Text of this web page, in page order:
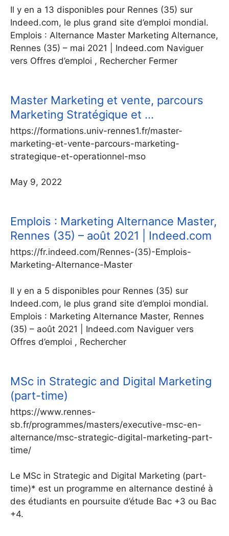
Il y en a 13 disponibles pour Rennes (35) sur
Indeed.com, le plus grand site d’emploi mondial.
Emplois : Alternance Master Marketing Alternance,
Rennes (35) – mai 2021 | Indeed.com Naviguer
vers Offres d’emploi , Rechercher Fermer
Master Marketing et vente, parcours
Marketing Stratégique et …
https://formations.univ-rennes1.fr/master-
marketing-et-vente-parcours-marketing-
strategique-et-operationnel-mso
May 9, 2022
Emplois : Marketing Alternance Master,
Rennes (35) – août 2021 | Indeed.com
https://fr.indeed.com/Rennes-(35)-Emplois-
Marketing-Alternance-Master
Il y en a 5 disponibles pour Rennes (35) sur
Indeed.com, le plus grand site d’emploi mondial.
Emplois : Marketing Alternance Master, Rennes
(35) – août 2021 | Indeed.com Naviguer vers
Offres d’emploi , Rechercher
MSc in Strategic and Digital Marketing
(part-time)
https://www.rennes-
sb.fr/programmes/masters/executive-msc-en-
alternance/msc-strategic-digital-marketing-part-
time/
Le MSc in Strategic and Digital Marketing (part-
time)* est un programme en alternance destiné à
des étudiants en poursuite d’étude Bac +3 ou Bac
+4.